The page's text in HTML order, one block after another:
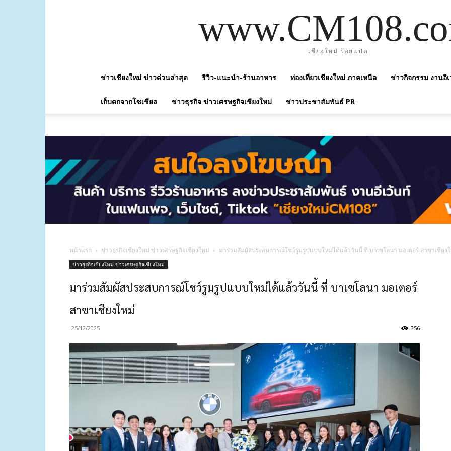
เชียงใหม่ ร้อยแปด
ข่าวเชียงใหม่ ข่าวด่วนล่าสุด รีวิว-แนะนำ-ร้านอาหาร ท่องเที่ยวเชียงใหม่ ภาคเหนือ ข่าวกิจกรรม งานอี
เก็บตกจากโซเชียล ข่าวธุรกิจ ข่าวเศรษฐกิจเชียงใหม่ ข่าวประชาสัมพันธ์ PR
หน้าแรก ข่าวธุรกิจเชียงใหม่ ข่าวเศรษฐกิจเชียงใหม่ มาร่วมสัมผัสประสบการณ์โชว์รูมรูปแบบใหม่ได้แล้ววันนี้ ที่ บาเซโลนา มอเตอร์ สาขาเชียง
ข่าวธุรกิจเชียงใหม่ ข่าวเศรษฐกิจเชียงใหม่
มาร่วมสัมผัสประสบการณ์โชว์รูมรูปแบบใหม่ได้แล้ววันนี้ ที่ บาเซโลนา มอเตอร์
สาขาเชียงใหม่
25/12/2025 356